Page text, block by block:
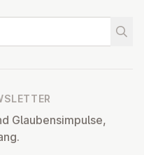
Glaubensimpulse,